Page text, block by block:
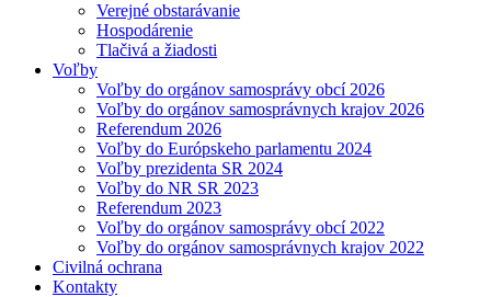
Verejné obstarávanie
Hospodárenie
Tlačivá a žiadosti
Voľby
Voľby do orgánov samosprávy obcí 2026
Voľby do orgánov samosprávnych krajov 2026
Referendum 2026
Voľby do Európskeho parlamentu 2024
Voľby prezidenta SR 2024
Voľby do NR SR 2023
Referendum 2023
Voľby do orgánov samosprávy obcí 2022
Voľby do orgánov samosprávnych krajov 2022
Civilná ochrana
Kontakty